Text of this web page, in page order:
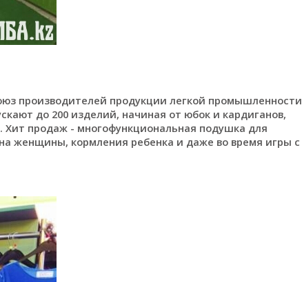
производителей продукции легкой промышленности
до 200 изделий, начиная от юбок и кардиганов,
продаж - многофункциональная подушка для
женщины, кормления ребенка и даже во время игры с